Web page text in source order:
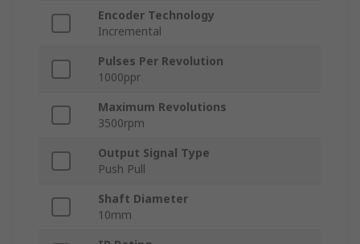
Encoder Technology
Incremental
Pulses Per Revolution
1000ppr
Maximum Revolutions
3500rpm
Output Signal Type
Push Pull
Shaft Diameter
10mm